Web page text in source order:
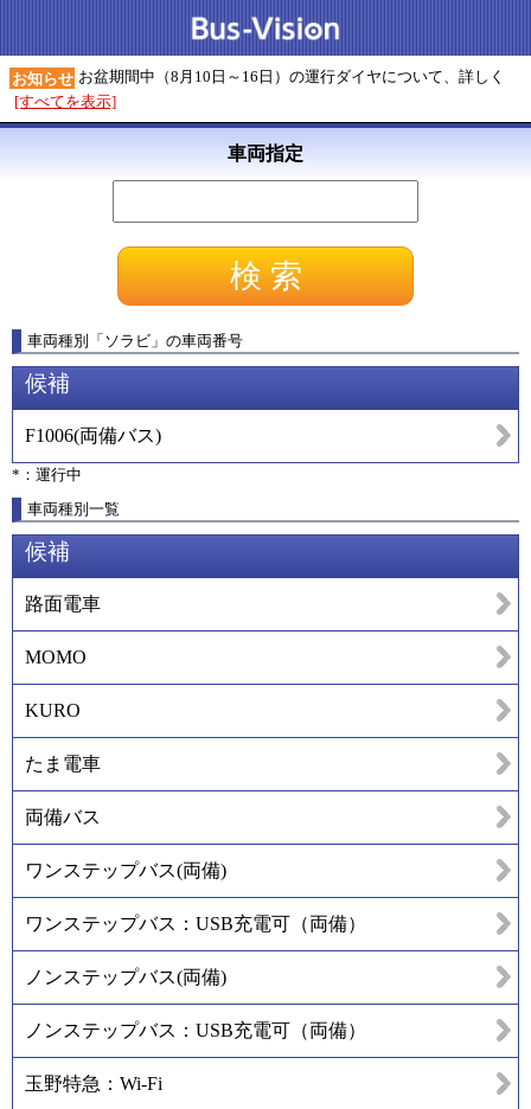
お知らせ お盆期間中（8月10日～16日）の運行ダイヤについて、詳しく
[すべてを表示]
車両指定
車両種別 「 ソラビ 」 の車両番号
候補
F1006(両備バス)
*：運行中
車両種別一覧
候補
路面電車
MOMO
KURO
たま電車
両備バス
ワンステップバス(両備)
ワンステップバス：USB充電可（両備）
ノンステップバス(両備)
ノンステップバス：USB充電可（両備）
玉野特急：Wi-Fi